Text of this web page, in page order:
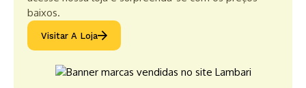
baixos.
Visitar A Loja